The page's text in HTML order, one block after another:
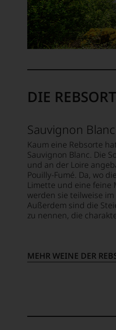
unseren
Aussendungen
oder
in
unserem
um
unterstreichen,
auf
hohem
Niveau
sich
unsere
Weinselektion
bewegt.
Das
aber
genügt
uns
Wir
haben
Bewertung
DIE
Sauvignon Blanc
Kaum eine Rebsorte
Sauvignon Blanc. Die
und an der Loire
Pouilly-Fumé. Da, wo
Limette und eine feine
werden sie teilweise
Außerdem sind die
zu nennen, die
MEHR WEINE DER